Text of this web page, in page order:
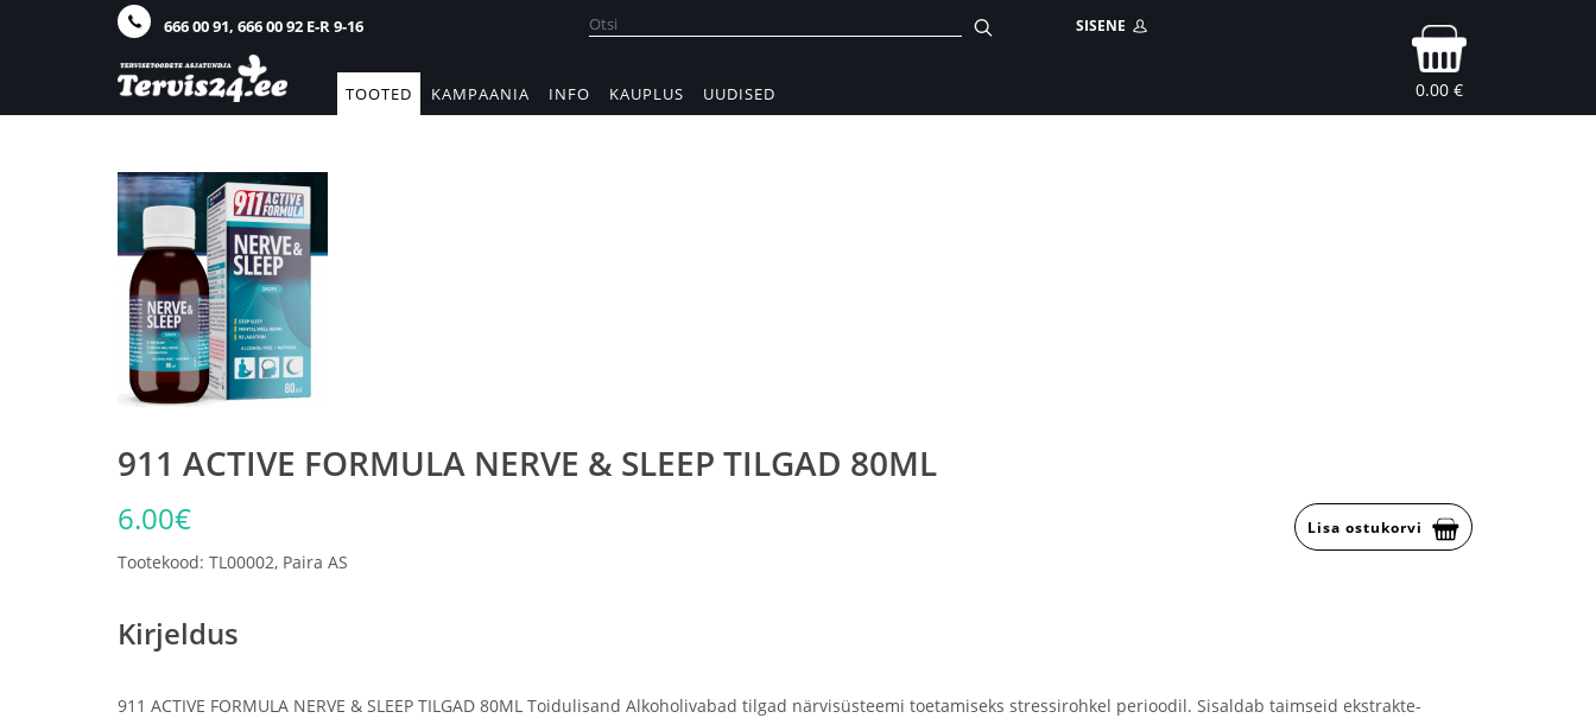
666 00 91, 666 00 92 E-R 9-16 SISENE
TOOTED KAMPAANIA INFO KAUPLUS UUDISED 0.00 €
911 ACTIVE FORMULA NERVE & SLEEP TILGAD 80ML
6.00€ Lisa ostukorvi
Tootekood: TL00002, Paira AS
Kirjeldus
911 ACTIVE FORMULA NERVE & SLEEP TILGAD 80ML Toidulisand Alkoholivabad tilgad närvisüsteemi toetamiseks stressirohkel perioodil. Sisaldab taimseid ekstrakte-